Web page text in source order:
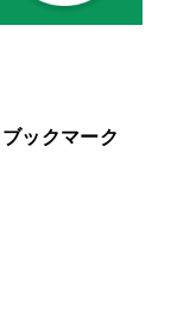
ブックマーク